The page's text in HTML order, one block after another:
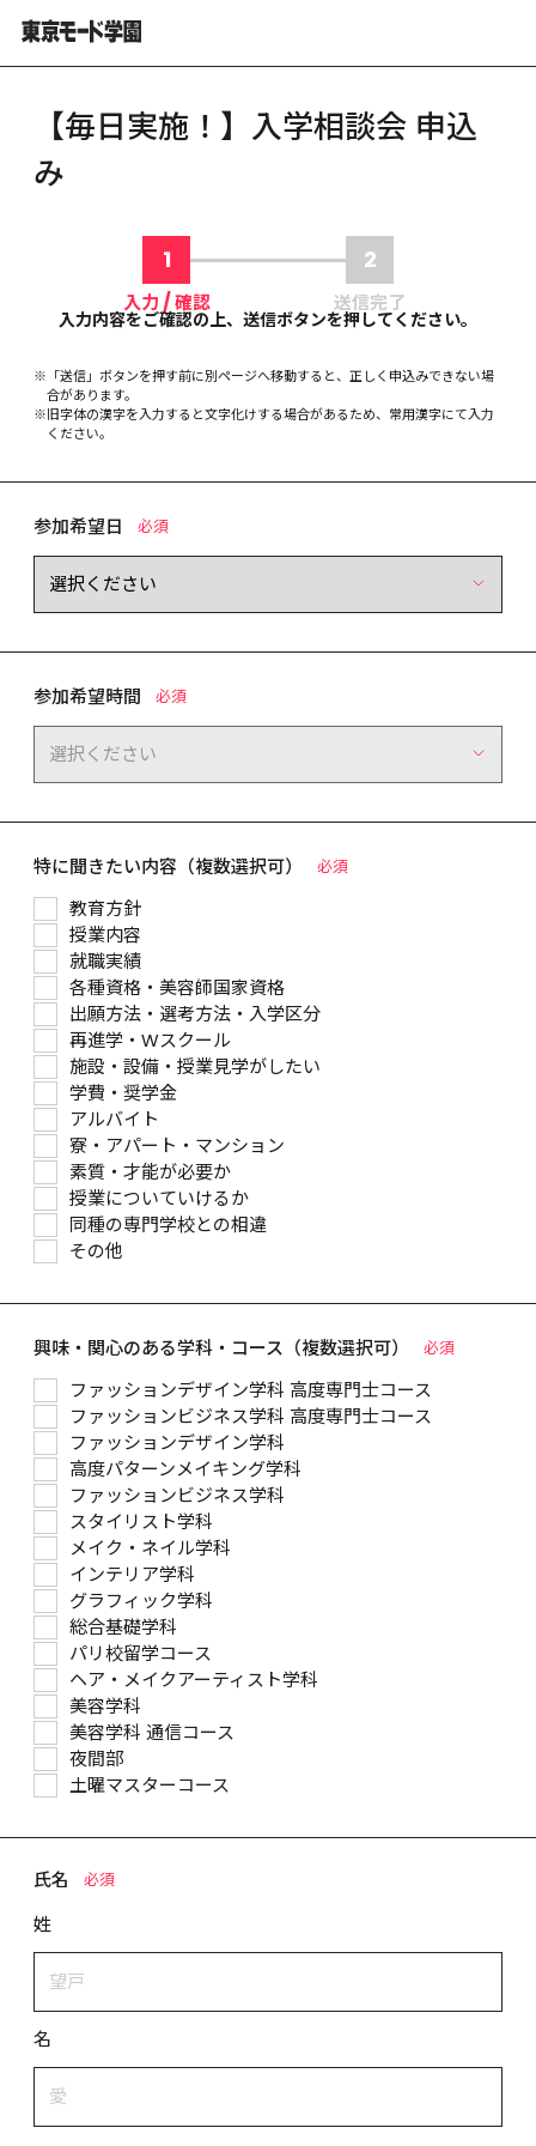
【毎日実施！】入学相談会 申込
み
1
入力 / 確認
2
送信完了
入力内容をご確認の上、送信ボタンを押してください。
※ 「送信」ボタンを押す前に別ページへ移動すると、正しく申込みできない場
合があります。
※旧字体の漢字を入力すると文字化けする場合があるため、常用漢字にて入力
ください。
参加希望日 必須
参加希望時間 必須
特に聞きたい内容（複数選択可） 必須
教育方針
授業内容
就職実績
各種資格・美容師国家資格
出願方法・選考方法・入学区分
再進学・Wスクール
施設・設備・授業見学がしたい
学費・奨学金
アルバイト
寮・アパート・マンション
素質・才能が必要か
授業についていけるか
同種の専門学校との相違
その他
興味・関心のある学科・コース（複数選択可） 必須
ファッションデザイン学科 高度専門士コース
ファッションビジネス学科 高度専門士コース
ファッションデザイン学科
高度パターンメイキング学科
ファッションビジネス学科
スタイリスト学科
メイク・ネイル学科
インテリア学科
グラフィック学科
総合基礎学科
パリ校留学コース
ヘア・メイクアーティスト学科
美容学科
美容学科 通信コース
夜間部
土曜マスターコース
氏名 必須
姓
名